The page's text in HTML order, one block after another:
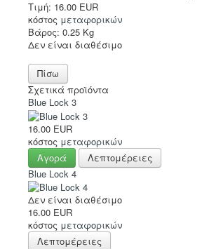
Τιμή: 16.00 EUR
κόστος μεταφορικών
Βάρος: 0.25 Kg
Δεν είναι διαθέσιμο
Σχετικά προϊόντα
Blue Lock 3
16.00 EUR
κόστος μεταφορικών
Αγορά
Λεπτομέρειες
Blue Lock 4
Δεν είναι διαθέσιμο
16.00 EUR
κόστος μεταφορικών
Λεπτομέρειες